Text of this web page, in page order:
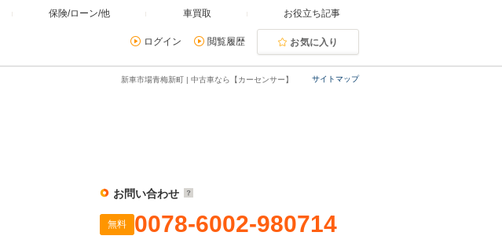
保険/ローン/他 車買取 お役立ち記事
ログイン 閲覧履歴 お気に入り
サイトマップ
新車市場青梅新町 | 中古車なら【カーセンサー】
お問い合わせ
無料 0078-6002-980714